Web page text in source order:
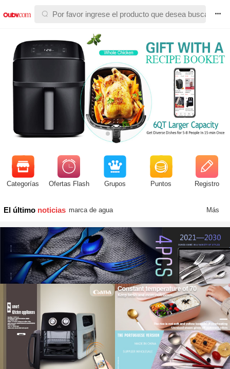

Categorías

Ofertas Flash Grupos Puntos

Registro
El último noticias Venta caliente
Instrucciones de función
Información rápida
Cómo ampliar la biblioteca de fuentes de
Descripción de la función de gestión
Más